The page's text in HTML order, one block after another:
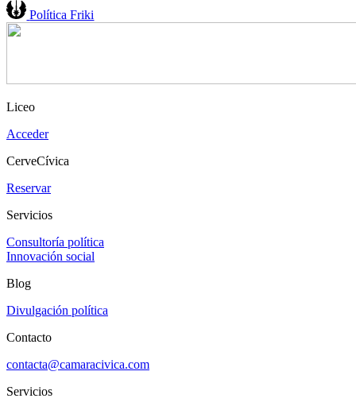
Política Friki
Liceo
Acceder
CerveCívica
Reservar
Servicios
Consultoría política
Innovación social
Blog
Divulgación política
Contacto
contacta@camaracivica.com
Servicios